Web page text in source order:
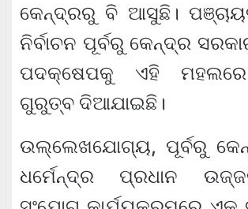
କେନ୍ଦ୍ରରୁ ବି ଆସୁଛି।
ନିର୍ବାଚନ ପୂର୍ବରୁ କେନ୍ଦ୍ର
ପଦକ୍ଷେପକୁ ଏହି
ଗୁରୁତ୍ବ ଦିଆଯାଇଛି।
ଉଲ୍ଲେଖଯୋଗ୍ୟ, ପୂର୍ବରୁ
ଧର୍ମେନ୍ଦ୍ର ପ୍ରଧାନ